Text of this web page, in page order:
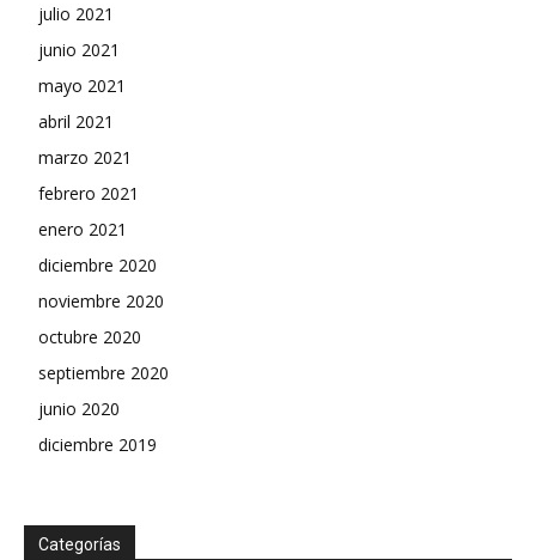
julio 2021
junio 2021
mayo 2021
abril 2021
marzo 2021
febrero 2021
enero 2021
diciembre 2020
noviembre 2020
octubre 2020
septiembre 2020
junio 2020
diciembre 2019
Categorías